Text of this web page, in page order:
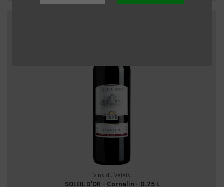
Vins du Valais
SOLEIL D'OR - Cornalin - 0.75 L